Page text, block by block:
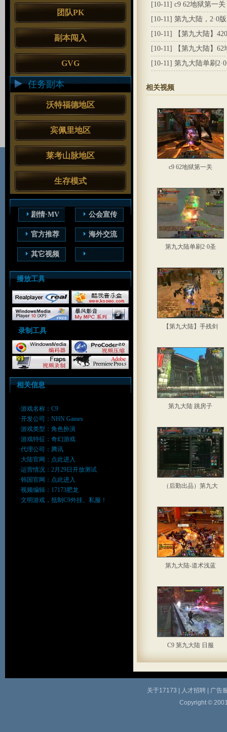
团队PK
副本闯入
GVG
任务副本
沃特福德地区
宾佩里地区
莱考山脉地区
生存模式
剧情·MV 公会宣传
官方推荐 海外交流
其它视频
播放工具
录制工具
相关信息
·游戏名称：C9
·开发公司：NHN Games
·游戏类型：角色扮演
·游戏特征：奇幻游戏
·代理公司：腾讯
·大陆官网： 点此进入
·运营情况：2月29日开放测试
·韩国官网： 点此进入
·视频编辑：17173肥龙
·文明游戏，抵制C9外挂、私服！
[10-11] c9 62地狱第一关
[10-11] 第九大陆，2·0
[10-11]
【第九大陆】
[10-11]
【第九大陆】
[10-11] 第九大陆单刷
相关视频
c9 62地狱第一关
第九大陆单刷2·0圣
【第九大陆】手残剑
第九大陆 跳房子
（后勤出品）第九大
第九大陆-道术浅蓝
C9 第九大陆 日服
关于17173 人才招聘|
广告
Copyright ©